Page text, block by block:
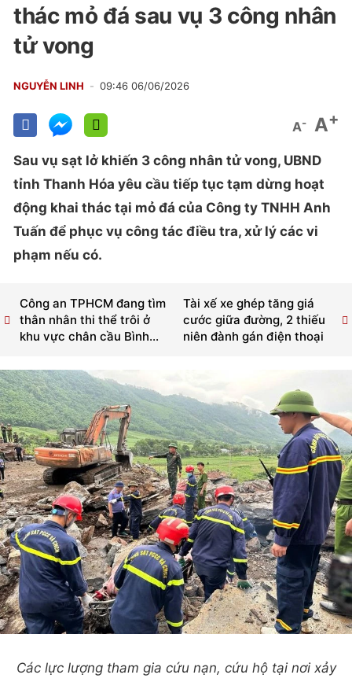
thác mỏ đá sau vụ 3 công nhân
tử vong
NGUYỄN LINH 09:46 06/06/2026
A- A+
Sau vụ sạt lở khiến 3 công nhân tử vong, UBND
tỉnh Thanh Hóa yêu cầu tiếp tục tạm dừng hoạt
động khai thác tại mỏ đá của Công ty TNHH Anh
Tuấn để phục vụ công tác điều tra, xử lý các vi
phạm nếu có.
Tài xế xe ghép tăng giá
cước giữa đường, 2 thiếu
niên đành gán điện thoại
Công an TPHCM đang tìm
thân nhân thi thể trôi ở
khu vực chân cầu Bình...
Các lực lượng tham gia cứu nạn, cứu hộ tại nơi xảy